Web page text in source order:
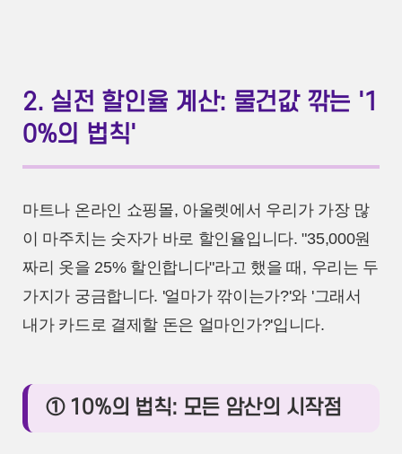
2. 실전 할인율 계산: 물건값 깎는 '1
0%의 법칙'
마트나 온라인 쇼핑몰, 아울렛에서 우리가 가장 많
이 마주치는 숫자가 바로 할인율입니다. "35,000원
짜리 옷을 25% 할인합니다"라고 했을 때, 우리는 두
가지가 궁금합니다. '얼마가 깎이는가?'와 '그래서
내가 카드로 결제할 돈은 얼마인가?'입니다.
① 10%의 법칙: 모든 암산의 시작점